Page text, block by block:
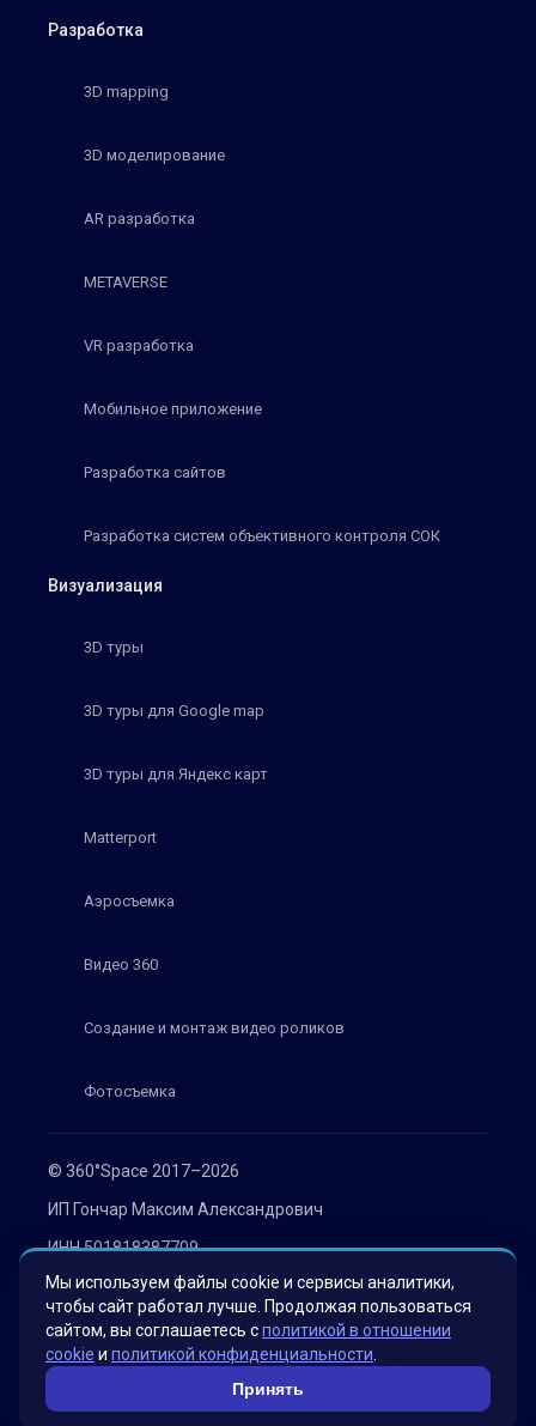
© 360°Space 2017–2026
ИП Гончар Максим Александрович
ИНН 501818387709
ОГРН 319508100030536
Политика конфиденциальности
Согласие на обработку персональных данных
Разработка
3D mapping
3D моделирование
AR разработка
METAVERSE
VR разработка
Мобильное приложение
Разработка сайтов
Разработка систем объективного контроля СОК
Визуализация
3D туры
3D туры для Google map
3D туры для Яндекс карт
Matterport
Аэросъемка
Видео 360
Создание и монтаж видео роликов
Фотосъемка
Мы используем файлы cookie и сервисы аналитики,
чтобы сайт работал лучше. Продолжая пользоваться
сайтом, вы соглашаетесь сполитикой в отношении
cookie и политикой конфиденциальности
Принять